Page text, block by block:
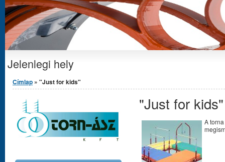
Jelenlegi hely
Címlap » "Just for kids"
"Just for kids"
A